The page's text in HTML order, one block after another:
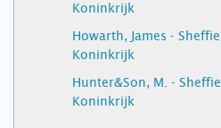
Koninkrijk
Howarth, James -
Koninkrijk
Hunter&Son, M. -
Koninkrijk